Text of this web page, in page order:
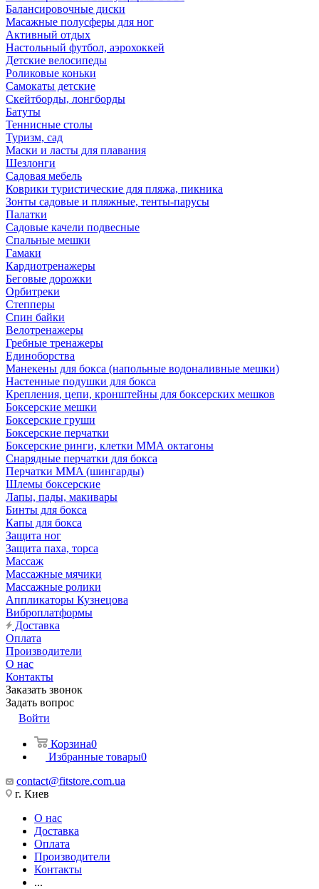
Балансировочные диски
Масажные полусферы для ног
Активный отдых
Настольный футбол, аэрохоккей
Детские велосипеды
Роликовые коньки
Самокаты детские
Скейтборды, лонгборды
Батуты
Теннисные столы
Туризм, сад
Маски и ласты для плавания
Шезлонги
Садовая мебель
Коврики туристические для пляжа, пикника
Зонты садовые и пляжные, тенты-парусы
Палатки
Садовые качели подвесные
Спальные мешки
Гамаки
Кардиотренажеры
Беговые дорожки
Орбитреки
Степперы
Спин байки
Велотренажеры
Гребные тренажеры
Единоборства
Манекены для бокса (напольные водоналивные мешки)
Настенные подушки для бокса
Крепления, цепи, кронштейны для боксерских мешков
Боксерские мешки
Боксерские груши
Боксерские перчатки
Боксерские ринги, клетки ММА октагоны
Снарядные перчатки для бокса
Перчатки MMA (шингарды)
Шлемы боксерские
Лапы, пады, макивары
Бинты для бокса
Капы для бокса
Защита ног
Защита паха, торса
Массаж
Массажные мячики
Массажные ролики
Аппликаторы Кузнецова
Виброплатформы
Доставка
Оплата
Производители
О нас
Контакты
Заказать звонок
Задать вопрос
Войти
Корзина0
Избранные товары0
contact@fitstore.com.ua
г. Киев
О нас
Доставка
Оплата
Производители
Контакты
...